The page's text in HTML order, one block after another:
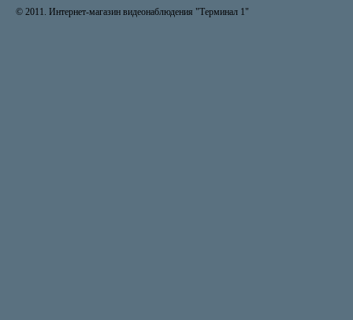
© 2011. Интернет-магазин видеонаблюдения "Терминал 1"